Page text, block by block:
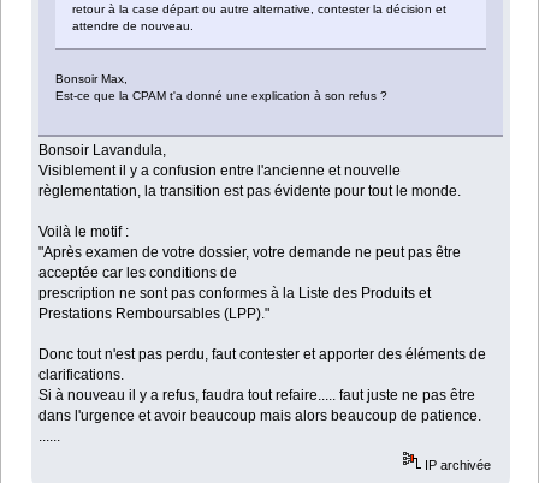
retour à la case départ ou autre alternative, contester la décision et
attendre de nouveau.
Bonsoir Max,
Est-ce que la CPAM t'a donné une explication à son refus ?
Bonsoir Lavandula,
Visiblement il y a confusion entre l'ancienne et nouvelle
règlementation, la transition est pas évidente pour tout le monde.
Voilà le motif :
"Après examen de votre dossier, votre demande ne peut pas être
acceptée car les conditions de
prescription ne sont pas conformes à la Liste des Produits et
Prestations Remboursables (LPP)."
Donc tout n'est pas perdu, faut contester et apporter des éléments de
clarifications.
Si à nouveau il y a refus, faudra tout refaire..... faut juste ne pas être
dans l'urgence et avoir beaucoup mais alors beaucoup de patience.
IP archivée